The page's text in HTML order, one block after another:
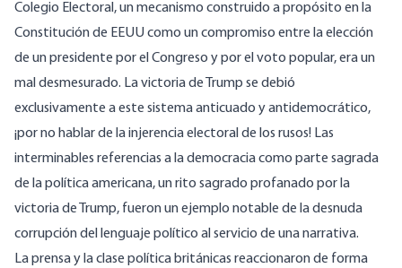
Colegio Electoral, un mecanismo construido a propósito en la
Constitución de EEUU como un compromiso entre la elección
de un presidente por el Congreso y por el voto popular, era un
mal desmesurado. La victoria de Trump se debió
exclusivamente a este sistema anticuado y antidemocrático,
¡por no hablar de la injerencia electoral de los rusos! Las
interminables referencias a la democracia como parte sagrada
de la política americana, un rito sagrado profanado por la
victoria de Trump, fueron un ejemplo notable de la desnuda
corrupción del lenguaje político al servicio de una narrativa.
La prensa y la clase política británicas reaccionaron de forma